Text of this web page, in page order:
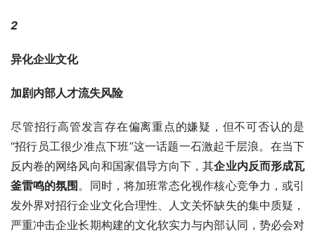
2
异化企业文化
加剧内部人才流失风险
尽管招行高管发言存在偏离重点的嫌疑，但不可否认的是
“招行员工很少准点下班”这一话题一石激起千层浪。在当下
反内卷的网络风向和国家倡导方向下，其企业内反而形成瓦
釜雷鸣的氛围。同时，将加班常态化视作核心竞争力，或引
发外界对招行企业文化合理性、人文关怀缺失的集中质疑，
严重冲击企业长期构建的文化软实力与内部认同，势必会对